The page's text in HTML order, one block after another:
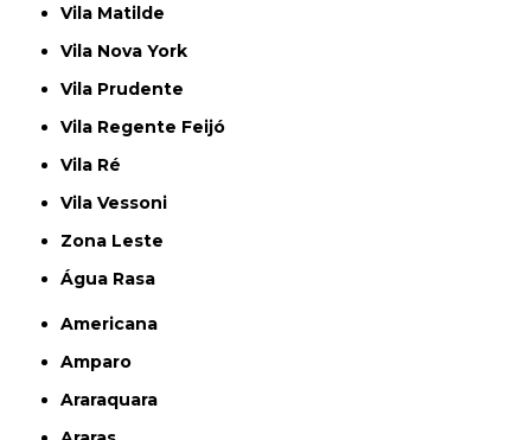
Vila Matilde
Vila Nova York
Vila Prudente
Vila Regente Feijó
Vila Ré
Vila Vessoni
Zona Leste
Água Rasa
Americana
Amparo
Araraquara